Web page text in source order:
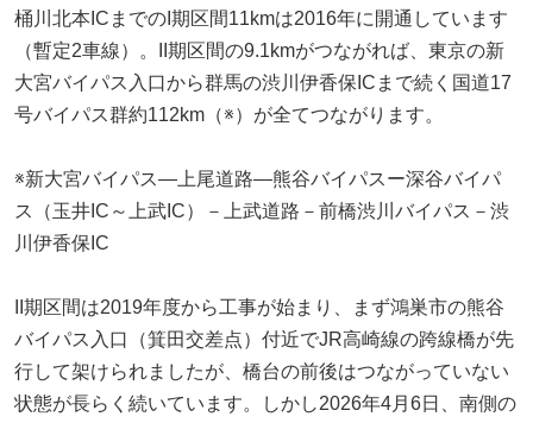
桶川北本ICまでのI期区間11kmは2016年に開通しています
（暫定2車線）。II期区間の9.1kmがつながれば、東京の新
大宮バイパス入口から群馬の渋川伊香保ICまで続く国道17
号バイパス群約112km（※）が全てつながります。
※新大宮バイパス―上尾道路―熊谷バイパスー深谷バイパ
ス（玉井IC～上武IC）－上武道路－前橋渋川バイパス－渋
川伊香保IC
II期区間は2019年度から工事が始まり、まず鴻巣市の熊谷
バイパス入口（箕田交差点）付近でJR高崎線の跨線橋が先
行して架けられましたが、橋台の前後はつながっていない
状態が長らく続いています。しかし2026年4月6日、南側の